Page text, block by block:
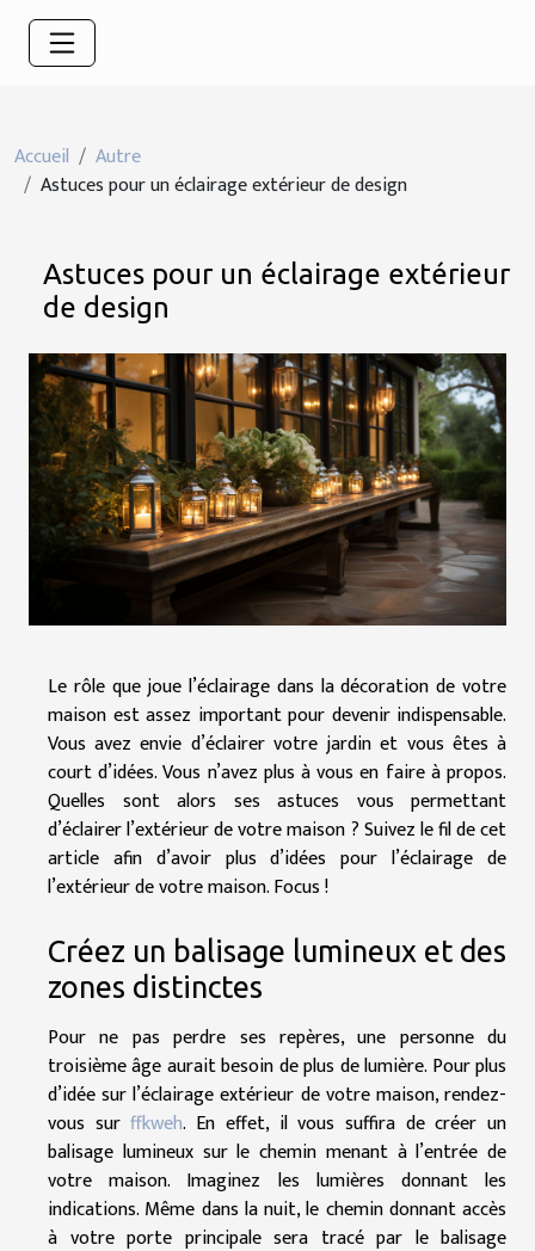
Accueil
Autre
Astuces pour un éclairage extérieur de design
Astuces pour un éclairage extérieur
de design
Le rôle que joue l’éclairage dans la décoration de votre
maison est assez important pour devenir indispensable.
Vous avez envie d’éclairer votre jardin et vous êtes à
court d’idées. Vous n’avez plus à vous en faire à propos.
Quelles sont alors ses astuces vous permettant
d’éclairer l’extérieur de votre maison ? Suivez le fil de cet
article afin d’avoir plus d’idées pour l’éclairage de
l’extérieur de votre maison. Focus !
Créez un balisage lumineux et des
zones distinctes
Pour ne pas perdre ses repères, une personne du
troisième âge aurait besoin de plus de lumière. Pour plus
d’idée sur l’éclairage extérieur de votre maison, rendez-
vous surffkweh. En effet, il vous suffira de créer un
balisage lumineux sur le chemin menant à l’entrée de
votre maison. Imaginez les lumières donnant les
indications. Même dans la nuit, le chemin donnant accès
à votre porte principale sera tracé par le balisage